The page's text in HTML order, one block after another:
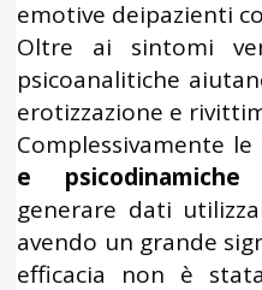
emotive deipazienti
Oltre ai sintomi
psicoanalitiche
erotizzazione e
Complessivamente le
e psicodinamiche
generare dati
avendo un grande
efficacia non è